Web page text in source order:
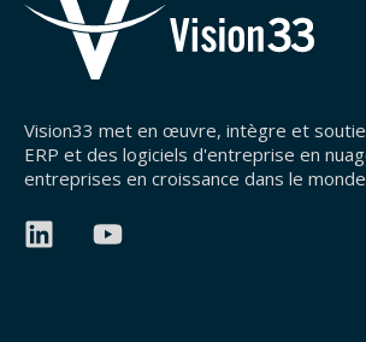
Vision33 met en œuvre, intègre et
ERP et des logiciels d'entreprise en
entreprises en croissance dans le